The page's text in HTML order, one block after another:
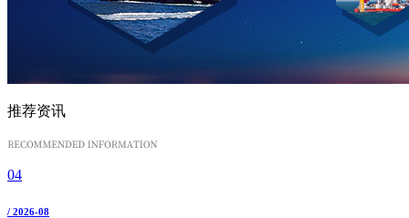
推荐资讯
04
/ 2026-08